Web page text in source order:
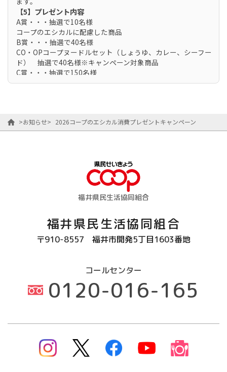
【5】プレゼント内容
A賞・・・抽選で10名様
コープのエシカルに配慮した商品
B賞・・・抽選で40名様
CO・OPコープヌードルセット（しょうゆ、カレー、シーフー
ド） 抽選で40名様※キャンペーン対象商品
C賞・・・抽選で150名様
200ポイントプレゼント
コープの宅配・・・配送スタッフがお届けいたします。
ハーツ・・・事務局より受け取りについてお伺いさせていただ
当選者へ7月下旬頃ポイントを進呈いたします。
投稿いただいた作品・コメントへの著作権は応募後も引き続き
応募者に帰属します。ただし、当生協は、応募作品を自由に利
当生協のWebサイトや広告、印刷物などで、広報や宣伝のため
に応募者に対価をお支払いすることなく使用させていただくこ
とができるものとします。応募者は、応募作品の著作者人格権
【8】個人情報の取り扱いについて
本キャンペーン応募にてご提供いただきました個人情報は、応
募作品に関する確認や賞品の発送の連絡、本キャンペーンに関
連する情報提供、告知等の利用目的で使用いたします。また、
【9】その他
・本キャンペーンは、予告なく変更・中止・終了することがあ
りますので、予めご了承ください。
・本応募規約は予告なく変更することがありますので、予めご
>お知らせ> 2026コープのエシカル消費プレゼントキャンペーン
福井県民生活協同組合
福井県民生活協同組合
〒910-8557 福井市開発5丁目1603番地
コールセンター
0120-016-165